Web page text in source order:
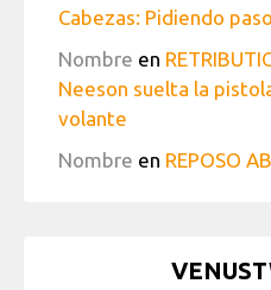
Cabezas: Pidiendo paso
Nombre en
Neeson suelta la
volante
Nombre en REPOSO